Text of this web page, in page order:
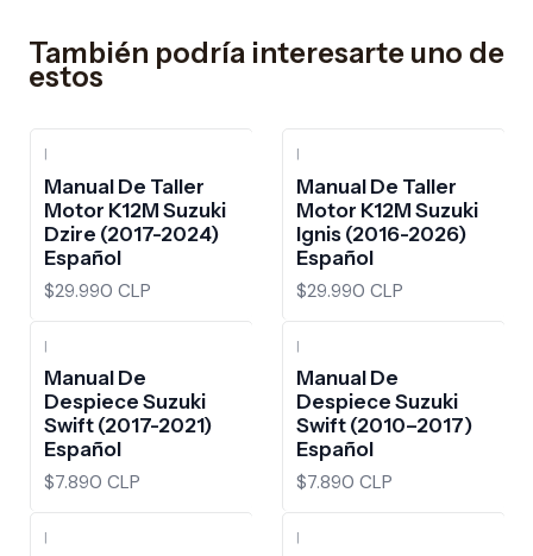
También podría interesarte uno de
estos
|
Manual De Taller
Motor K12M Suzuki
Dzire (2017-2024)
Español
$29.990 CLP
|
Manual De Taller
Motor K12M Suzuki
Ignis (2016-2026)
Español
$29.990 CLP
|
Manual De
Despiece Suzuki
Swift (2017-2021)
Español
$7.890 CLP
|
Manual De
Despiece Suzuki
Swift (2010–2017)
Español
$7.890 CLP
| |